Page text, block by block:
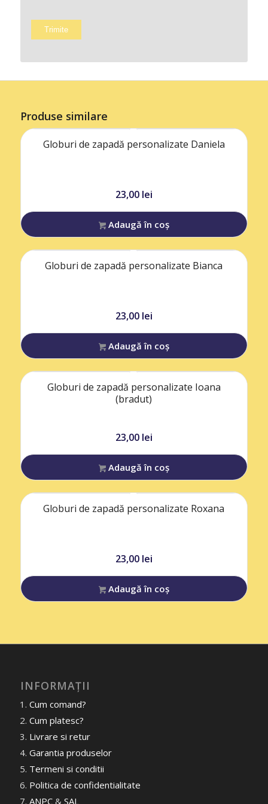
Produse similare
Globuri de zapadă personalizate Daniela
23,00 lei
Adaugă în coș
Globuri de zapadă personalizate Bianca
23,00 lei
Adaugă în coș
Globuri de zapadă personalizate Ioana
(bradut)
23,00 lei
Adaugă în coș
Globuri de zapadă personalizate Roxana
23,00 lei
Adaugă în coș
INFORMAȚII
Cum comand?
Cum platesc?
Livrare si retur
Garantia produselor
Termeni si conditii
Politica de confidentialitate
ANPC& SAL